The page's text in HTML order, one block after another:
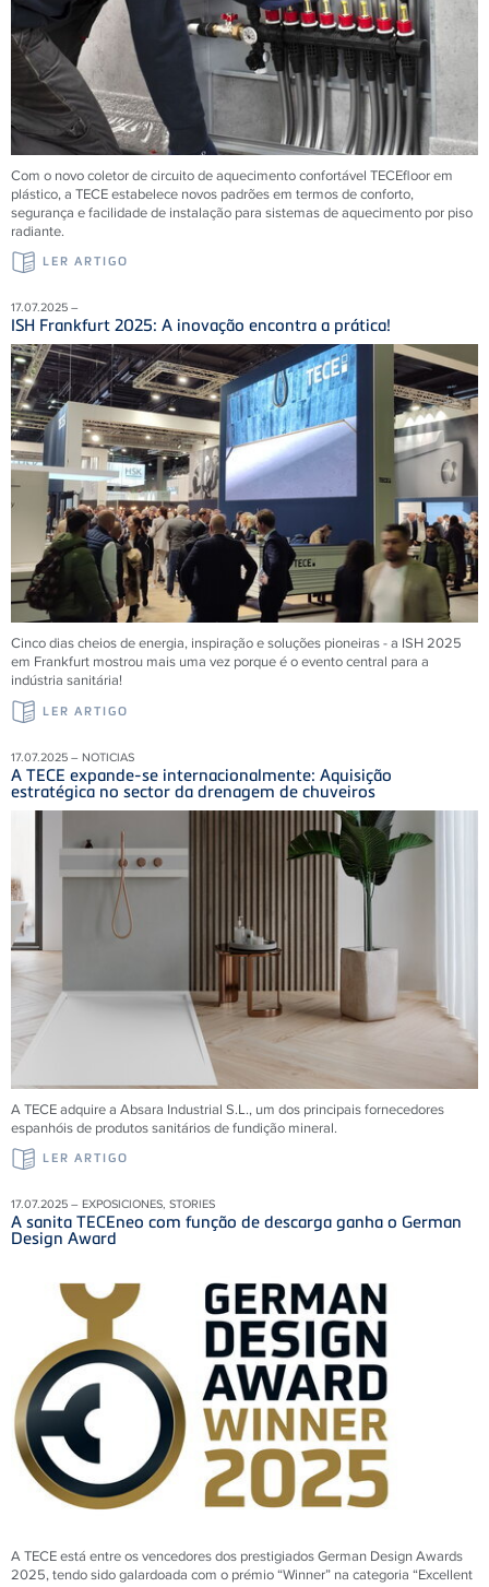
Com o novo coletor de circuito de aquecimento confortável TECEfloor em
plástico, a TECE estabelece novos padrões em termos de conforto,
segurança e facilidade de instalação para sistemas de aquecimento por piso
radiante.
LER ARTIGO
17.07.2025 –
ISH Frankfurt 2025: A inovação encontra a prática!
Cinco dias cheios de energia, inspiração e soluções pioneiras - a ISH 2025
em Frankfurt mostrou mais uma vez porque é o evento central para a
indústria sanitária!
LER ARTIGO
17.07.2025 – NOTICIAS
A TECE expande-se internacionalmente: Aquisição
estratégica no sector da drenagem de chuveiros
A TECE adquire a Absara Industrial S.L., um dos principais fornecedores
espanhóis de produtos sanitários de fundição mineral.
LER ARTIGO
17.07.2025 – EXPOSICIONES, STORIES
A sanita TECEneo com função de descarga ganha o German
Design Award
A TECE está entre os vencedores dos prestigiados German Design Awards
2025, tendo sido galardoada com o prémio “Winner” na categoria “Excellent